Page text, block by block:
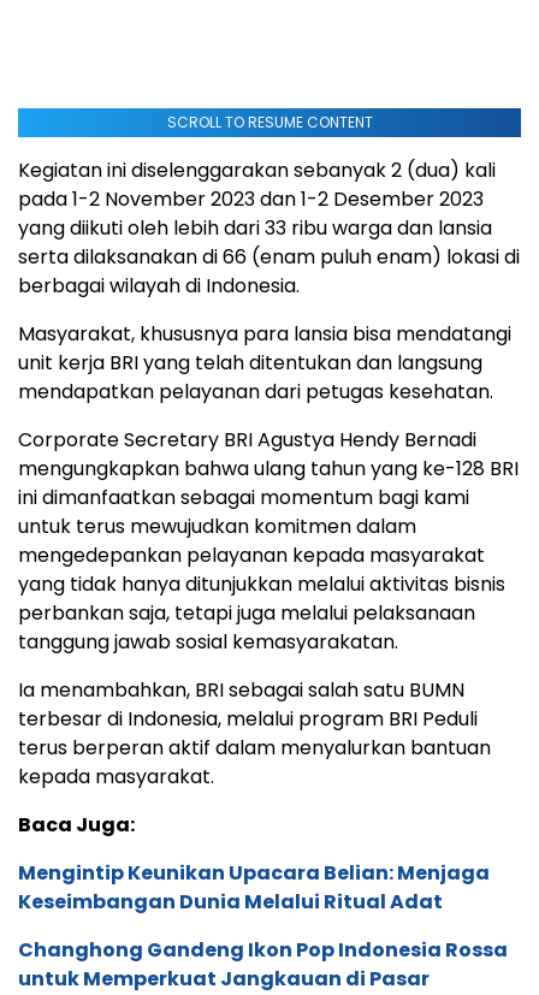
SCROLL TO RESUME CONTENT
Kegiatan ini diselenggarakan sebanyak 2 (dua) kali
pada 1-2 November 2023 dan 1-2 Desember 2023
yang diikuti oleh lebih dari 33 ribu warga dan lansia
serta dilaksanakan di 66 (enam puluh enam) lokasi di
berbagai wilayah di Indonesia.
Masyarakat, khususnya para lansia bisa mendatangi
unit kerja BRI yang telah ditentukan dan langsung
mendapatkan pelayanan dari petugas kesehatan.
Corporate Secretary BRI Agustya Hendy Bernadi
mengungkapkan bahwa ulang tahun yang ke-128 BRI
ini dimanfaatkan sebagai momentum bagi kami
untuk terus mewujudkan komitmen dalam
mengedepankan pelayanan kepada masyarakat
yang tidak hanya ditunjukkan melalui aktivitas bisnis
perbankan saja, tetapi juga melalui pelaksanaan
tanggung jawab sosial kemasyarakatan.
Ia menambahkan, BRI sebagai salah satu BUMN
terbesar di Indonesia, melalui program BRI Peduli
terus berperan aktif dalam menyalurkan bantuan
kepada masyarakat.
Baca Juga:
Mengintip Keunikan Upacara Belian: Menjaga
Keseimbangan Dunia Melalui Ritual Adat
Changhong Gandeng Ikon Pop Indonesia Rossa
untuk Memperkuat Jangkauan di Pasar